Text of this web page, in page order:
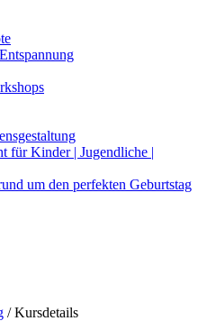
für Kinder | Jugendliche |
um den perfekten Geburtstag
/Kursdetails